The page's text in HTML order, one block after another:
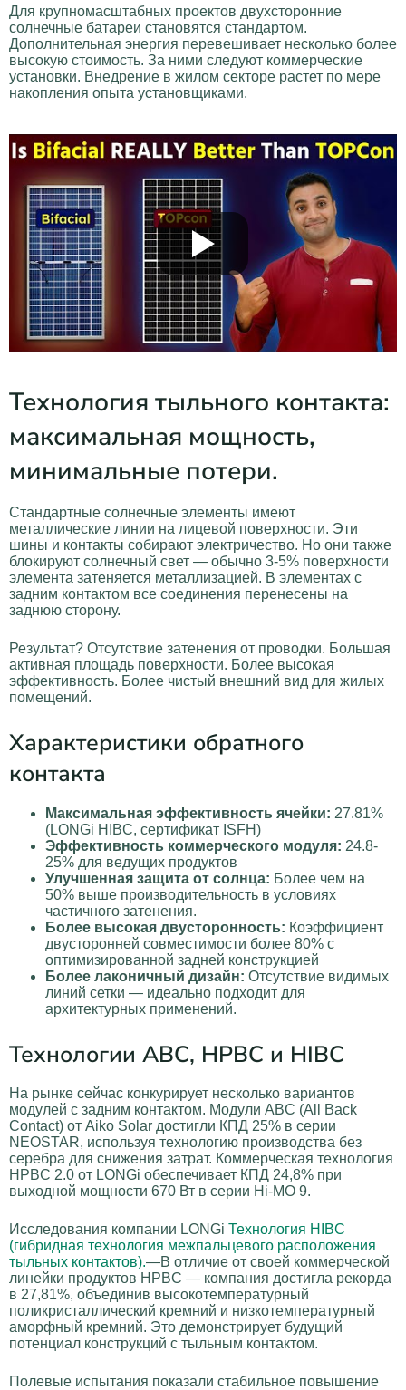
Для крупномасштабных проектов двухсторонние
солнечные батареи становятся стандартом.
Дополнительная энергия перевешивает несколько более
высокую стоимость. За ними следуют коммерческие
установки. Внедрение в жилом секторе растет по мере
накопления опыта установщиками.
Технология тыльного контакта:
максимальная мощность,
минимальные потери.
Стандартные солнечные элементы имеют
металлические линии на лицевой поверхности. Эти
шины и контакты собирают электричество. Но они также
блокируют солнечный свет — обычно 3-5% поверхности
элемента затеняется металлизацией. В элементах с
задним контактом все соединения перенесены на
заднюю сторону.
Результат? Отсутствие затенения от проводки. Большая
активная площадь поверхности. Более высокая
эффективность. Более чистый внешний вид для жилых
помещений.
Характеристики обратного
контакта
Максимальная эффективность ячейки: 27.81%
(LONGi HIBC, сертификат ISFH)
Эффективность коммерческого модуля: 24.8-
25% для ведущих продуктов
Улучшенная защита от солнца: Более чем на
50% выше производительность в условиях
частичного затенения.
Более высокая двусторонность: Коэффициент
двусторонней совместимости более 80% с
оптимизированной задней конструкцией
Более лаконичный дизайн: Отсутствие видимых
линий сетки — идеально подходит для
архитектурных применений.
Технологии ABC, HPBC и HIBC
На рынке сейчас конкурирует несколько вариантов
модулей с задним контактом. Модули ABC (All Back
Contact) от Aiko Solar достигли КПД 25% в серии
NEOSTAR, используя технологию производства без
серебра для снижения затрат. Коммерческая технология
HPBC 2.0 от LONGi обеспечивает КПД 24,8% при
выходной мощности 670 Вт в серии Hi-MO 9.
Исследования компании LONGi Технология HIBC
(гибридная технология межпальцевого расположения
тыльных контактов).—В отличие от своей коммерческой
линейки продуктов HPBC — компания достигла рекорда
в 27,81%, объединив высокотемпературный
поликристаллический кремний и низкотемпературный
аморфный кремний. Это демонстрирует будущий
потенциал конструкций с тыльным контактом.
Полевые испытания показали стабильное повышение